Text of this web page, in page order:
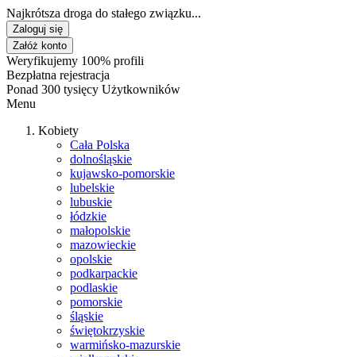
Najkrótsza droga do stałego związku...
Zaloguj się
Załóż konto
Weryfikujemy 100% profili
Bezpłatna rejestracja
Ponad 300 tysięcy Użytkowników
Menu
Kobiety
Cała Polska
dolnośląskie
kujawsko-pomorskie
lubelskie
lubuskie
łódzkie
małopolskie
mazowieckie
opolskie
podkarpackie
podlaskie
pomorskie
śląskie
świętokrzyskie
warmińsko-mazurskie